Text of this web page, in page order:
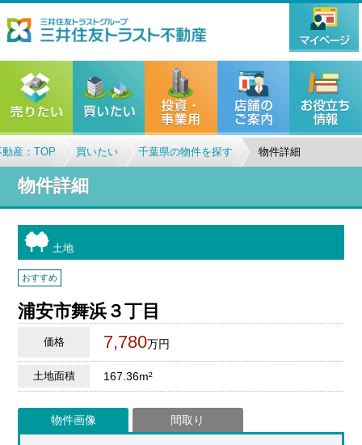
産：TOP 買いたい 千葉県の物件を探す 物件詳細
物件詳細
土地
おすすめ
浦安市舞浜３丁目
価格 7,780万円
土地面積 167.36m²
物件画像 間取り